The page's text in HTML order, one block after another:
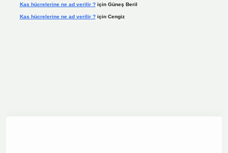
Kas hücrelerine ne ad verilir ?için Güneş Beril
Kas hücrelerine ne ad verilir ?için Cengiz